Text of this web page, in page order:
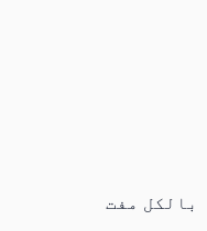
بالکل مفت